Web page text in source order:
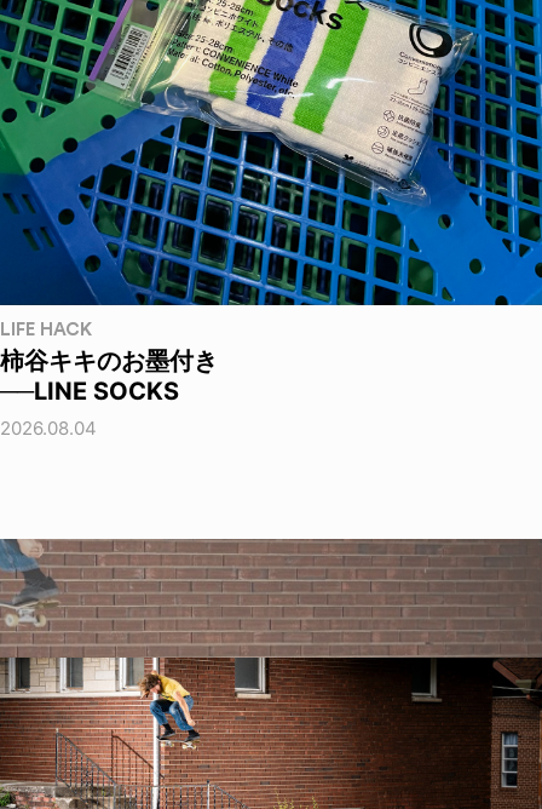
LIFE HACK
柿谷キキのお墨付き
──LINE SOCKS
2026.08.04